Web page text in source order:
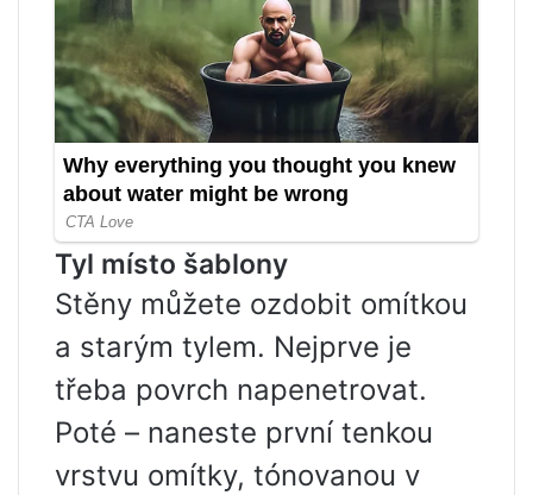
Tyl místo šablony
Stěny můžete ozdobit omítkou
a starým tylem. Nejprve je
třeba povrch napenetrovat.
Poté – naneste první tenkou
vrstvu omítky, tónovanou v